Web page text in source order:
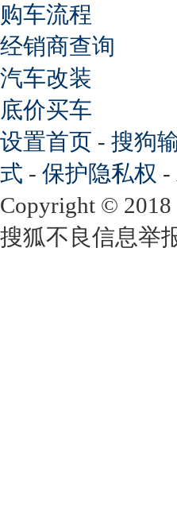
购车流程
经销商查询
汽车改装
底价买车
设置首页 - 搜狗
式 - 保护隐私权 -
Copyright ©
搜狐不良信息举